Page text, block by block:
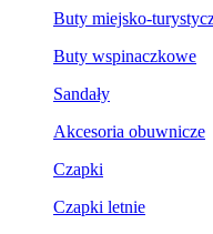
Buty miejsko-
Buty wspinaczkowe
Sandały
Akcesoria obuwnicze
Czapki
Czapki letnie